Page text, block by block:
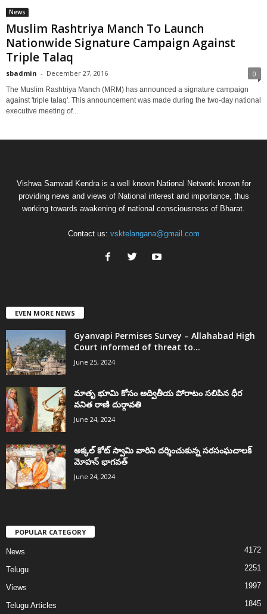
News
Muslim Rashtriya Manch To Launch
Nationwide Signature Campaign Against
Triple Talaq
sbadmin - December 27, 2016 0
The Muslim Rashtriya Manch (MRM) has announced a signature campaign
against 'triple talaq'. This announcement was made during the two-day national
executive meeting of...
Vishwa Samvad Kendra is a well known National Network known for
providing news and views of National interest and importance, thus
working towards awakening of national consciousness of Bharat.
Contact us: vsktelangana@gmail.com
EVEN MORE NEWS
Gyanvapi Permises Survey – Allahabad High
Court informed of threat to...
June 25, 2024
మాతృ భూమి కోసం అద్వితీయ పోరాటం సలిపిన ధీర
వనిత రాణి దుర్గావతి
June 24, 2024
అక్కల్‌ కోట్‌ స్వామి వారిని దర్శించుకున్న సరసంఘచాలక్
మోహన్ భాగవత్
June 24, 2024
POPULAR CATEGORY
News 4172
Telugu 2251
Views 1997
Telugu Articles 1845